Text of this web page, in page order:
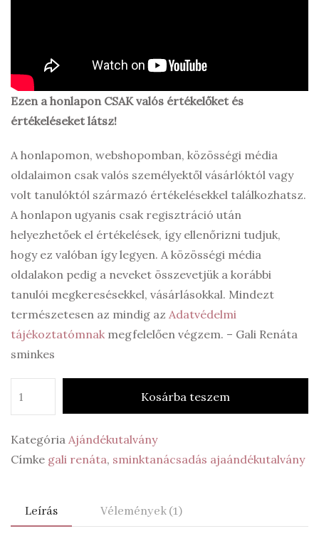
Ezen a honlapon CSAK valós értékelőket és
értékeléseket látsz!
A honlapomon, webshopomban, közösségi média
oldalaimon csak valós személyektől vásárlóktól vagy
volt tanulóktól származó értékelésekkel találkozhatsz.
A honlapon ugyanis csak regisztráció után
helyezhetőek el értékelések, így ellenőrizni tudjuk,
hogy ez valóban így legyen. A közösségi média
oldalakon pedig a neveket összevetjük a korábbi
tanulói megkeresésekkel, vásárlásokkal. Mindezt
természetesen az mindig az Adatvédelmi
tájékoztatómnak megfelelően végzem. – Gali Renáta
sminkes
Kosárba teszem
Kategória Ajándékutalvány
Címke gali renáta, sminktanácsadás ajaándékutalvány
Leírás Vélemények (1)